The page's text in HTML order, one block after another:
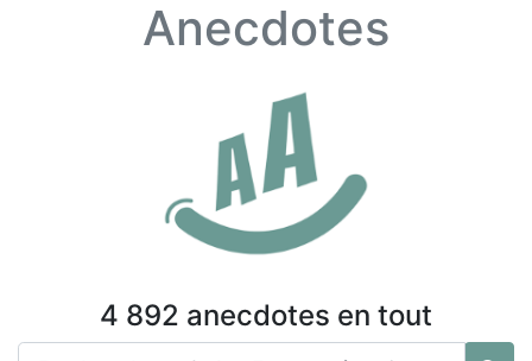
Anecdotes
4 892 anecdotes en tout